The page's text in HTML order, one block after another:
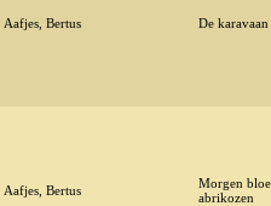
Aafjes, Bertus De karavaan
Aafjes, Bertus
Morgen
abrikozen